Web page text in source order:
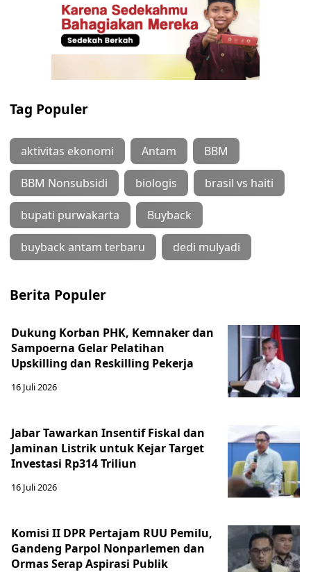
Tag Populer
aktivitas ekonomi Antam BBM
BBM Nonsubsidi biologis brasil vs haiti
bupati purwakarta Buyback
buyback antam terbaru dedi mulyadi
Berita Populer
Dukung Korban PHK, Kemnaker dan
Sampoerna Gelar Pelatihan
Upskilling dan Reskilling Pekerja
16 Juli 2026
Jabar Tawarkan Insentif Fiskal dan
Jaminan Listrik untuk Kejar Target
Investasi Rp314 Triliun
16 Juli 2026
Komisi II DPR Pertajam RUU Pemilu,
Gandeng Parpol Nonparlemen dan
Ormas Serap Aspirasi Publik